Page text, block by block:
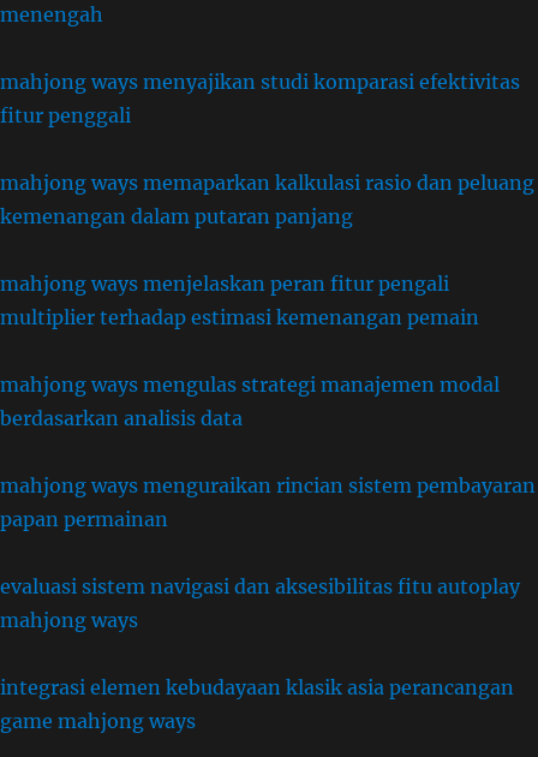
menengah
mahjong ways menyajikan studi komparasi efektivitas
fitur penggali
mahjong ways memaparkan kalkulasi rasio dan peluang
kemenangan dalam putaran panjang
mahjong ways menjelaskan peran fitur pengali
multiplier terhadap estimasi kemenangan pemain
mahjong ways mengulas strategi manajemen modal
berdasarkan analisis data
mahjong ways menguraikan rincian sistem pembayaran
papan permainan
evaluasi sistem navigasi dan aksesibilitas fitu autoplay
mahjong ways
integrasi elemen kebudayaan klasik asia perancangan
game mahjong ways